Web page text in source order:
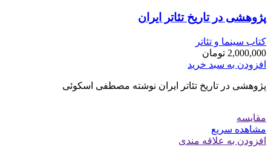
پژوهشی در تاریخ تئاتر ایران
کتاب سینما و تئاتر
2,000,000 تومان
افزودن به سبد خرید
پژوهشی در تاریخ تئاتر ایران نوشته مصطفی اسکوئی
مقایسه
مشاهده سریع
افزودن به علاقه مندی